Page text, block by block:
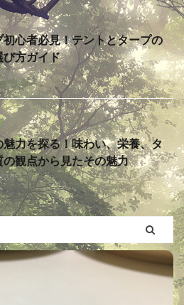
初心者必見！テントとタープの
び方ガイド
5
魅力を探る！味わい、栄養、タ
の観点から見たその魅力
30